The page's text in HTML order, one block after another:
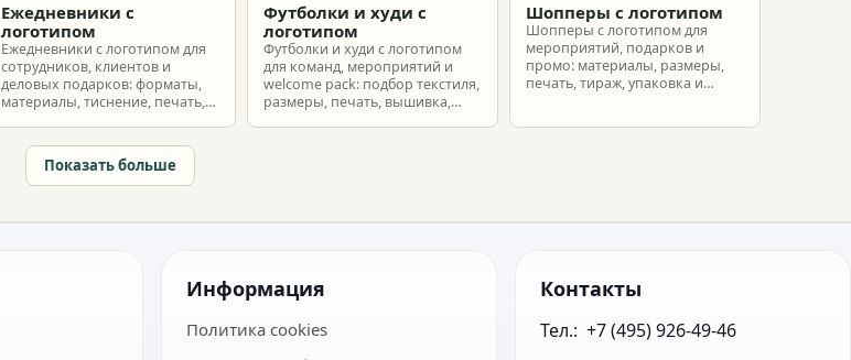
Ежедневники с
логотипом
Ежедневники с логотипом для
сотрудников, клиентов и
деловых подарков: форматы,
материалы, тиснение, печать,
Футболки и худи с
логотипом
Футболки и худи с логотипом
для команд, мероприятий и
welcome pack: подбор текстиля,
размеры, печать, вышивка,
Шопперы с логотипом
Шопперы с логотипом для
мероприятий, подарков и
промо: материалы, размеры,
печать, тираж, упаковка и
Показать больше
Информация
Политика cookies
Контакты
Тел.:  +7 (495) 926-49-46